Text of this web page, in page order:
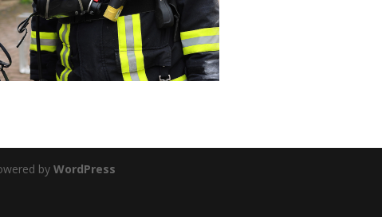
byWordPress